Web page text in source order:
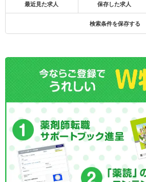
最近見た求人 保存した求人
検索条件を保存する